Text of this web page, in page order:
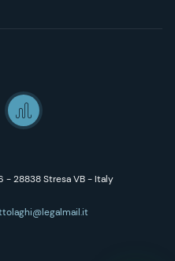
- 28838 Stresa VB - Italy